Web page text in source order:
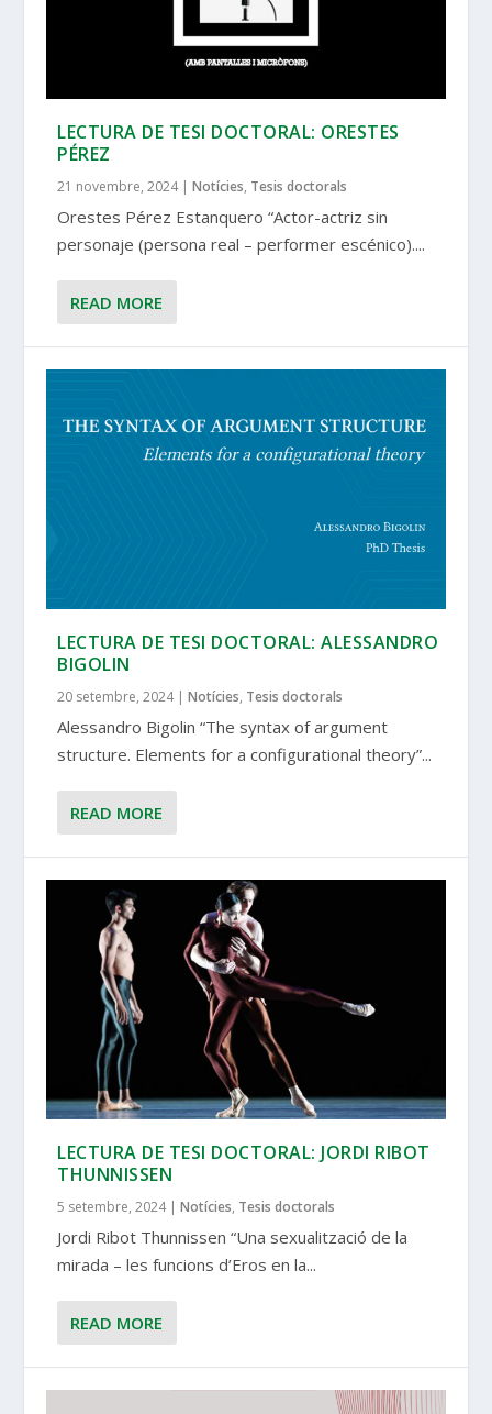
LECTURA DE TESI DOCTORAL: ORESTES
PÉREZ
21 novembre, 2024|Notícies, Tesis doctorals
Orestes Pérez Estanquero “Actor-actriz sin
personaje (persona real – performer escénico)....
READ MORE
LECTURA DE TESI DOCTORAL: ALESSANDRO
BIGOLIN
20 setembre, 2024|Notícies, Tesis doctorals
Alessandro Bigolin “The syntax of argument
structure. Elements for a configurational theory”...
READ MORE
LECTURA DE TESI DOCTORAL: JORDI RIBOT
THUNNISSEN
5 setembre, 2024|Notícies, Tesis doctorals
Jordi Ribot Thunnissen “Una sexualització de la
mirada – les funcions d’Eros en la...
READ MORE